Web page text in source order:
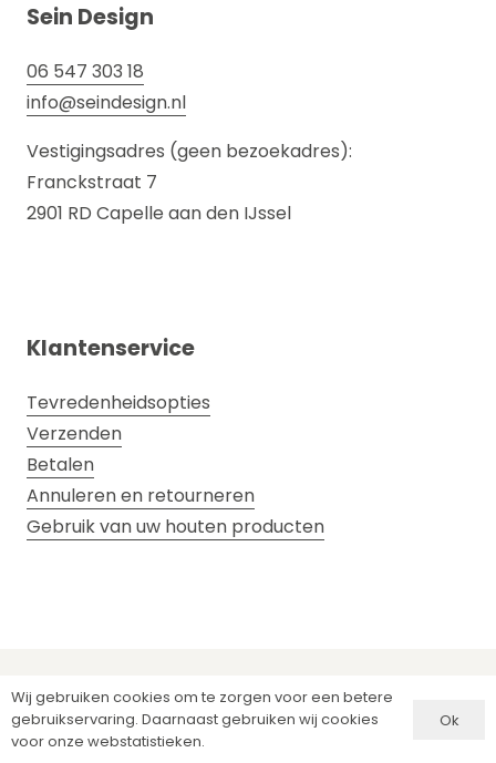
Sein Design
06 547 303 18
info@seindesign.nl
Vestigingsadres (geen bezoekadres):
Franckstraat 7
2901 RD Capelle aan den IJssel
Klantenservice
Tevredenheidsopties
Verzenden
Betalen
Annuleren en retourneren
Gebruik van uw houten producten
© Sein Design |Sitemap| Website door:Bakker
Ontwerp
Wij gebruiken cookies om te zorgen voor een betere
gebruikservaring. Daarnaast gebruiken wij cookies
voor onze webstatistieken.
Ok